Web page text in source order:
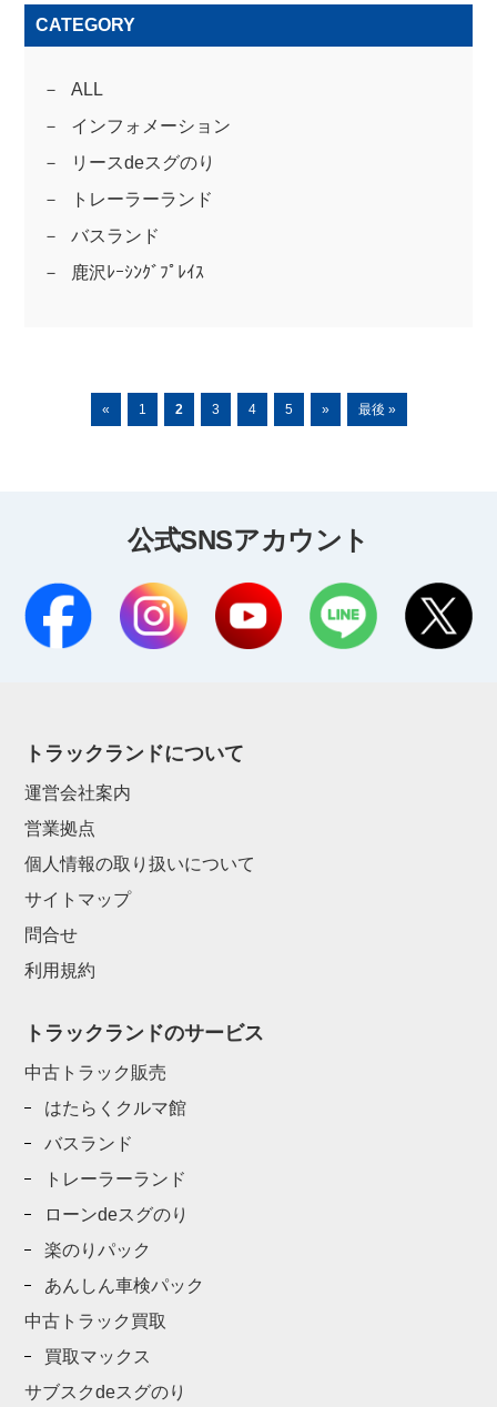
CATEGORY
ALL
インフォメーション
リースdeスグのり
トレーラーランド
バスランド
鹿沢ﾚｰｼﾝｸﾞﾌﾟﾚｲｽ
« 1 2 3 4 5 » 最後 »
公式SNSアカウント
トラックランドについて
運営会社案内
営業拠点
個人情報の取り扱いについて
サイトマップ
問合せ
利用規約
トラックランドのサービス
中古トラック販売
はたらくクルマ館
バスランド
トレーラーランド
ローンdeスグのり
楽のりパック
あんしん車検パック
中古トラック買取
買取マックス
サブスクdeスグのり